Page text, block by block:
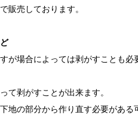
販売しております。
が場合によっては剥がすことも必
て剥がすことが出来ます。
地の部分から作り直す必要がある